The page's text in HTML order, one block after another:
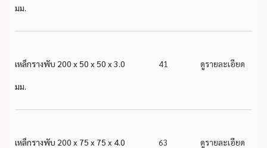
มม.
เหล็กรางพับ 200 x 50 x 50 x 3.0
มม.
41 ดูรายละเอียด
เหล็กรางพับ 200 x 75 x 75 x 4.0 63 ดูรายละเอียด